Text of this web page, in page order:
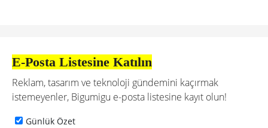
E-Posta Listesine Katılın
Reklam, tasarım ve teknoloji gündemini kaçırmak
istemeyenler, Bigumigu e-posta listesine kayıt olun!
Günlük Özet